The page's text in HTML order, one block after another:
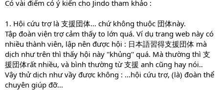
phạt Kim Se Ho, nên xét xử hắn càng sớm càng tốt”.
Có vài điểm có ý kiến cho Jindo tham khảo :
1. Hội cứu trợ là 支援団体... chứ không thuộc 団体này.
Tập đoàn viện trợ cảm thấy to lớn quá. Ví dụ trang web này có
nhiều thành viên, lập nên được hội : 日本語習得支援団体 mà
dịch như trên thì thấy hội này ''khủng'' quá. Mà thường thì 支
援団体rất nhiều, và bình thường từ 支援 anh cũng hay nói..
Vậy thử dịch như vầy được không : ...hội cứu trợ, (là) đoàn thể
chuyên giúp đỡ...